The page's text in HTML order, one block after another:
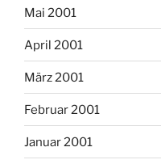
Mai 2001
April 2001
März 2001
Februar 2001
Januar 2001